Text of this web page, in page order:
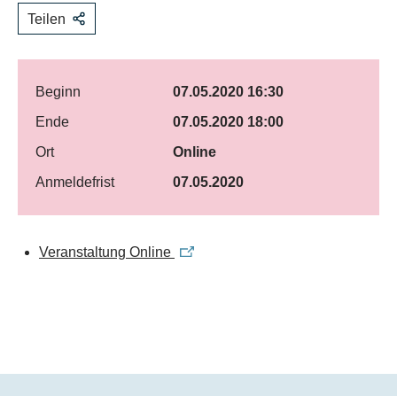
Teilen
Beginn
07.05.2020 16:30
Ende
07.05.2020 18:00
Ort
Online
Anmeldefrist
07.05.2020
Veranstaltung Online